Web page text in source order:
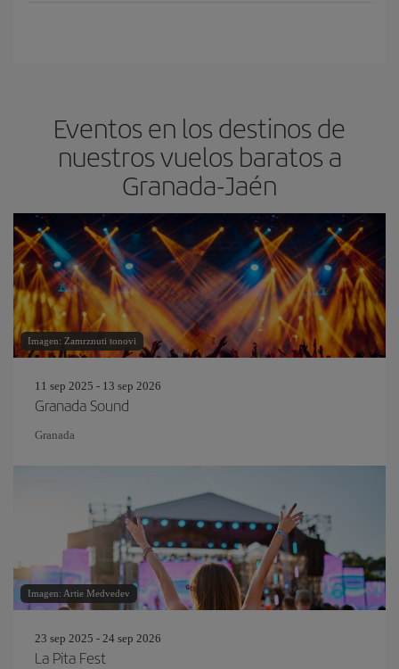
Eventos en los destinos de
nuestros vuelos baratos a
Granada-Jaén
Imagen: Zamrznuti tonovi
11 sep 2025 - 13 sep 2026
Granada Sound
Granada
Imagen: Artie Medvedev
23 sep 2025 - 24 sep 2026
La Pita Fest